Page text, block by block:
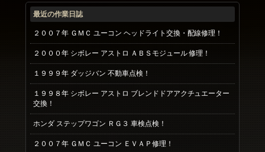
最近の作業日誌
２００７年 ＧＭＣ ユーコン ヘッドライト交換・配線修理！
２０００年 シボレー アストロ ＡＢＳモジュール 修理！
１９９９年 ダッジバン 不動車点検！
１９９８年 シボレー アストロ ブレンドドアアクチュエーター
交換！
ホンダ ステップワゴン ＲＧ３ 車検点検！
２００７年 ＧＭＣ ユーコン ＥＶＡＰ修理！